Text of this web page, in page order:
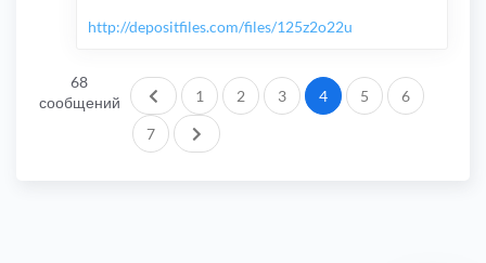
http://depositfiles.com/files/125z2o22u
68
сообщений
Пред.
1 2 3 4 5 6
7 След.